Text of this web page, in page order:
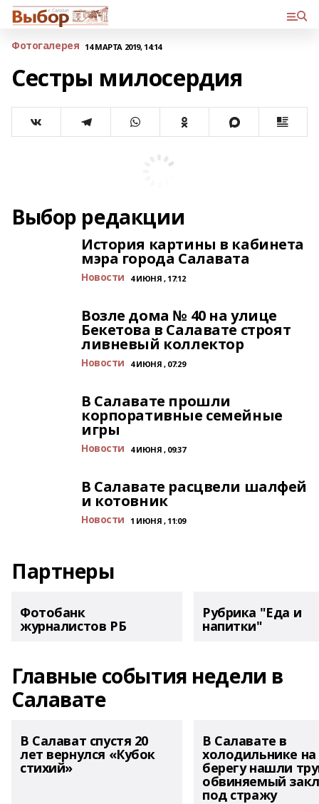
Фотогалерея 14 МАРТА 2019, 14:14
Сестры милосердия
Выбор редакции
История картины в кабинета
мэра города Салавата
Новости 4 ИЮНЯ , 17:12
Возле дома № 40 на улице
Бекетова в Салавате строят
ливневый коллектор
Новости 4 ИЮНЯ , 07:29
В Салавате прошли
корпоративные семейные
игры
Новости 4 ИЮНЯ , 09:37
В Салавате расцвели шалфей
и котовник
Новости 1 ИЮНЯ , 11:09
Партнеры
Фотобанк
журналистов РБ
Рубрика "Еда и
напитки"
Главные события недели в
Салавате
В Салават спустя 20
лет вернулся «Кубок
стихий»
В Салавате в
холодильнике на
берегу нашли
обвиняемый
под стражу